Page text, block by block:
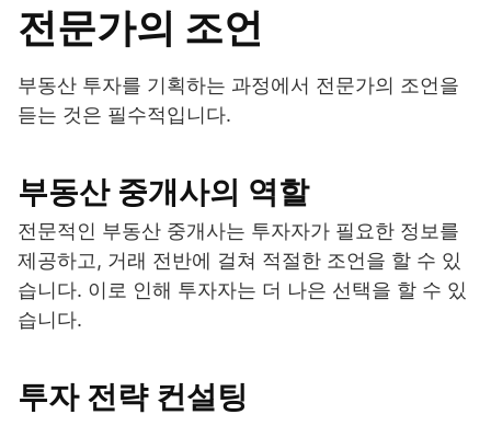
전문가의 조언
부동산 투자를 기획하는 과정에서 전문가의 조언을
듣는 것은 필수적입니다.
부동산 중개사의 역할
전문적인 부동산 중개사는 투자자가 필요한 정보를
제공하고, 거래 전반에 걸쳐 적절한 조언을 할 수 있
습니다. 이로 인해 투자자는 더 나은 선택을 할 수 있
습니다.
투자 전략 컨설팅